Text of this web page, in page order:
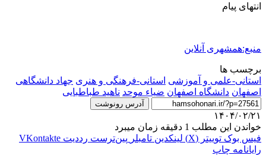
انتهای پیام
منبع:همشهری آنلاین
برچسب ها
استانی-علمی و آموزشی استانی-فرهنگی و هنری جهاد دانشگاهی
اصفهان دانشگاه اصفهان ضیاء موحد ناهید طباطبایی
آدرس رونوشت
۱۴۰۴/۰۲/۲۱
خواندن این مطلب 1 دقیقه زمان میبرد
فیس بوک توییتر (X) لینکدین ‫تامبلر ‫پین‌ترست ‫رددیت ‫VKontakte
رایانامه چاپ